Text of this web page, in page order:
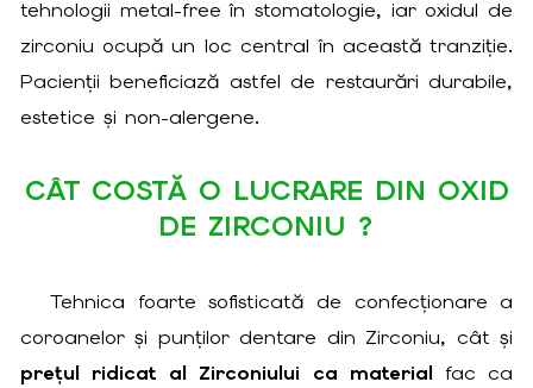
tehnologii metal-free în stomatologie, iar oxidul de
zirconiu ocupă un loc central în această tranziție.
Pacienții beneficiază astfel de restaurări durabile,
estetice și non-alergene.
CÂT COSTĂ O LUCRARE DIN OXID
DE ZIRCONIU ?
Tehnica foarte sofisticată de confecționare a
coroanelor și punților dentare din Zirconiu, cât și
prețul ridicat al Zirconiului ca material fac ca